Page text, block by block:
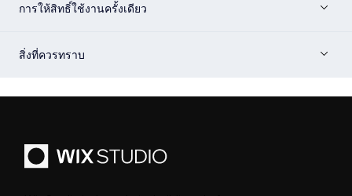
การให้สิทธิ์ใช้งานครั้งเดียว
สิ่งที่ควรทราบ